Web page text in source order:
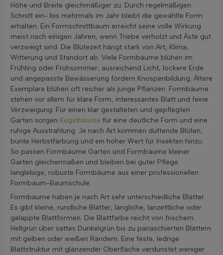
Höhe und Breite gleichmäßiger zu. Durch regelmäßigen
Schnitt ein- bis mehrmals im Jahr bleibt die gewählte Form
erhalten. Ein Formschnittbaum erreicht seine volle Wirkung
meist nach einigen Jahren, wenn Triebe verholzt und Äste gut
verzweigt sind. Die Blütezeit hängt stark von Art, Klima,
Witterung und Standort ab. Viele Formbäume blühen im
Frühling oder Frühsommer; ausreichend Licht, lockere Erde
und angepasste Bewässerung fördern Knospenbildung. Ältere
Exemplare blühen oft reicher als junge Pflanzen. Formbäume
stehen vor allem für klare Form, interessantes Blatt und feine
Verzweigung. Für einen klar gestalteten und gepflegten
Garten sorgen Kugelbäume für eine deutliche Form und eine
ruhige Ausstrahlung. Je nach Art kommen duftende Blüten,
bunte Herbstfärbung und ein hoher Wert für Insekten hinzu.
So passen Formbäume Garten und Formbäume kleiner
Garten gleichermaßen und bleiben bei guter Pflege
langlebige, robuste Formbäume aus einer professionellen
Formbaum-Baumschule.
Formbäume haben je nach Art sehr unterschiedliche Blätter.
Es gibt kleine, rundliche Blätter, längliche, lanzettliche oder
gelappte Blattformen. Die Blattfarbe reicht von frischem
Hellgrün über sattes Dunkelgrün bis zu panaschierten Blättern
mit gelben oder weißen Rändern. Eine feste, ledrige
Blattstruktur mit glänzender Oberfläche verdunstet weniger